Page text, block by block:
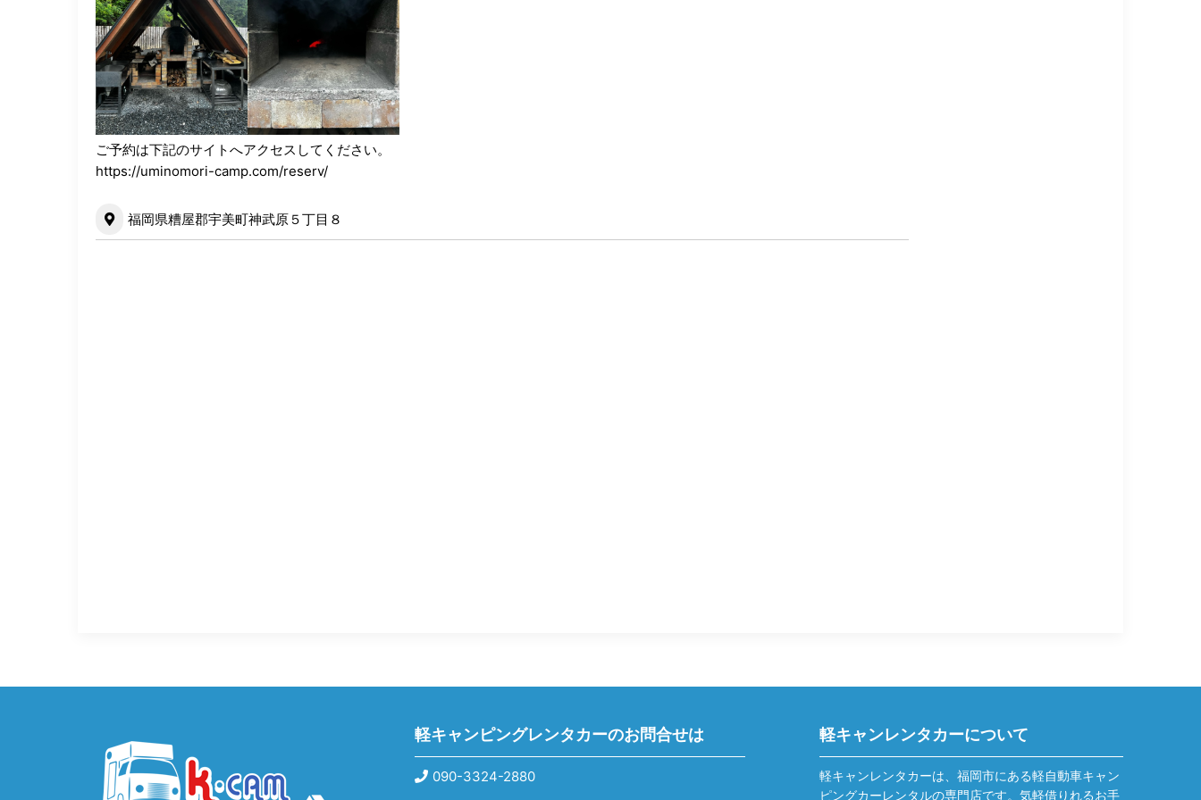
ご予約は下記のサイトへアクセスしてください。
https://uminomori-camp.com/reserv/
福岡県糟屋郡宇美町神武原５丁目８
軽キャンピングレンタカーのお問合せは
090-3324-2880
軽キャンレンタカーについて
軽キャンレンタカーは、福岡市にある軽自動車キャン
ピングカーレンタルの専門店です。気軽借りれるお手